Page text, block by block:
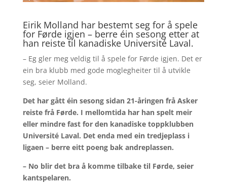
Eirik Molland har bestemt seg for å spele
for Førde igjen – berre éin sesong etter at
han reiste til kanadiske Université Laval.
– Eg gler meg veldig til å spele for Førde igjen. Det er
ein bra klubb med gode moglegheiter til å utvikle
seg, seier Molland.
Det har gått éin sesong sidan 21-åringen frå Asker
reiste frå Førde. I mellomtida har han spelt meir
eller mindre fast for den kanadiske toppklubben
Université Laval. Det enda med ein tredjeplass i
ligaen – berre eitt poeng bak andreplassen.
– No blir det bra å komme tilbake til Førde, seier
kantspelaren.